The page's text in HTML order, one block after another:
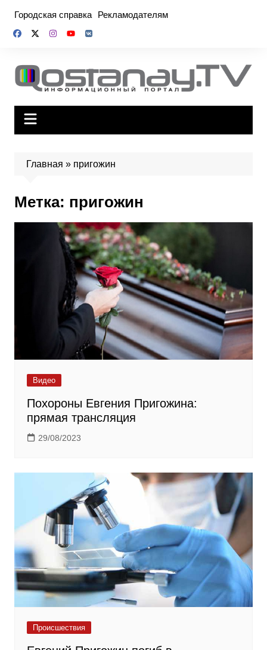
содержимому
Городская справка Рекламодателям
Главная » пригожин
Метка: пригожин
Видео
Похороны Евгения Пригожина:
прямая трансляция
29/08/2023
Происшествия